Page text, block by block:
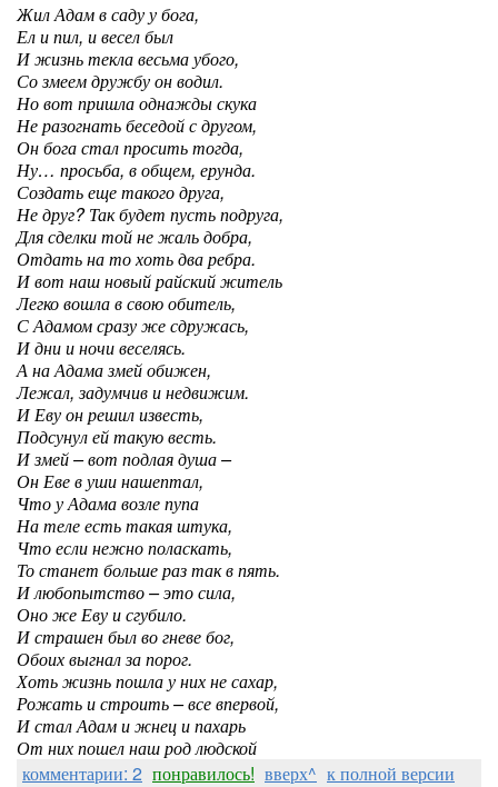
Жил Адам в саду у бога,
Ел и пил, и весел был
И жизнь текла весьма убого,
Со змеем дружбу он водил.
Но вот пришла однажды скука
Не разогнать беседой с другом,
Он бога стал просить тогда,
Ну… просьба, в общем, ерунда.
Создать еще такого друга,
Не друг? Так будет пусть подруга,
Для сделки той не жаль добра,
Отдать на то хоть два ребра.
И вот наш новый райский житель
Легко вошла в свою обитель,
С Адамом сразу же сдружась,
И дни и ночи веселясь.
А на Адама змей обижен,
Лежал, задумчив и недвижим.
И Еву он решил известь,
Подсунул ей такую весть.
И змей – вот подлая душа –
Он Еве в уши нашептал,
Что у Адама возле пупа
На теле есть такая штука,
Что если нежно поласкать,
То станет больше раз так в пять.
И любопытство – это сила,
Оно же Еву и сгубило.
И страшен был во гневе бог,
Обоих выгнал за порог.
Хоть жизнь пошла у них не сахар,
Рожать и строить – все впервой,
И стал Адам и жнец и пахарь
От них пошел наш род людской
комментарии: 2 понравилось! вверх^ к полной версии